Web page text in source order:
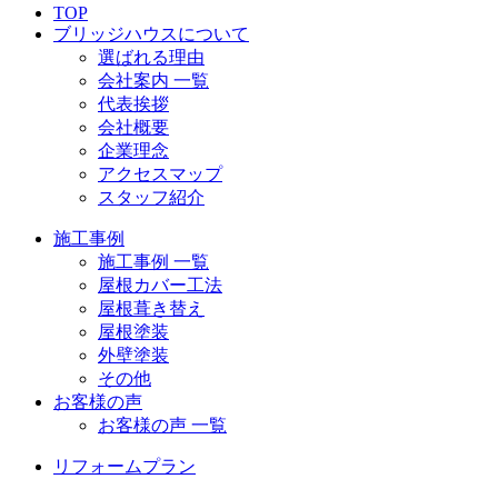
TOP
ブリッジハウスについて
選ばれる理由
会社案内 一覧
代表挨拶
会社概要
企業理念
アクセスマップ
スタッフ紹介
施工事例
施工事例 一覧
屋根カバー工法
屋根葺き替え
屋根塗装
外壁塗装
その他
お客様の声
お客様の声 一覧
リフォームプラン